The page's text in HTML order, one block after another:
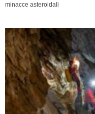
minacce asteroidali